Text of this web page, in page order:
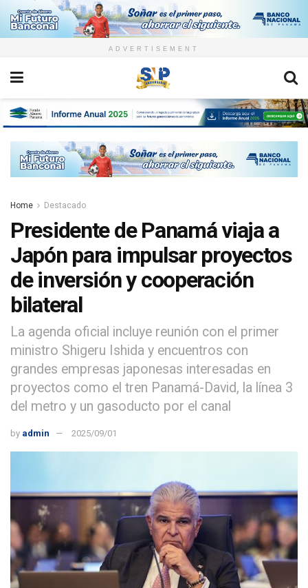
ADVERTISEMENT
Home Destacado
Presidente de Panamá viaja a
Japón para impulsar proyectos
de inversión y cooperación
bilateral
La agenda oficial incluye reunión con el primer
ministro Shigeru Ishida y encuentros con
grandes empresas japonesas interesadas en
proyectos como el tren Panamá-David, la línea 3
del metro y un gasoducto por el canal
by admin 2025/09/01